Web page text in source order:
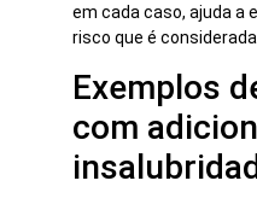
em cada caso, ajuda a
risco que é
Exemplos
com